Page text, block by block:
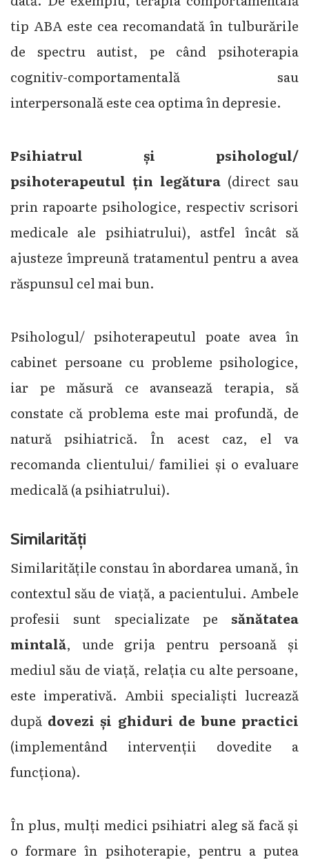
tip ABA este cea recomandată în tulburările
de spectru autist, pe când psihoterapia
cognitiv-comportamentală sau
interpersonală este cea optima în depresie.
Psihiatrul și psihologul/
psihoterapeutul țin legătura (direct sau
prin rapoarte psihologice, respectiv scrisori
medicale ale psihiatrului), astfel încât să
ajusteze împreună tratamentul pentru a avea
răspunsul cel mai bun.
Psihologul/ psihoterapeutul poate avea în
cabinet persoane cu probleme psihologice,
iar pe măsură ce avansează terapia, să
constate că problema este mai profundă, de
natură psihiatrică. În acest caz, el va
recomanda clientului/ familiei și o evaluare
medicală (a psihiatrului).
Similarități
Similaritățile constau în abordarea umană, în
contextul său de viață, a pacientului. Ambele
profesii sunt specializate pe sănătatea
mintală, unde grija pentru persoană și
mediul său de viață, relația cu alte persoane,
este imperativă. Ambii specialiști lucrează
după dovezi și ghiduri de bune practici
(implementând intervenții dovedite a
funcționa).
În plus, mulți medici psihiatri aleg să facă și
o formare în psihoterapie, pentru a putea